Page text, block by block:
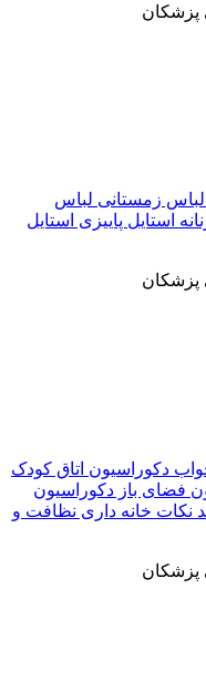
پزشکان
لباس زمستانی لباس
استایل پاییزی استایل
پزشکان
دکوراسیون اتاق کودک
فضای باز دکوراسیون
نکات خانه داری نظافت و
پزشکان